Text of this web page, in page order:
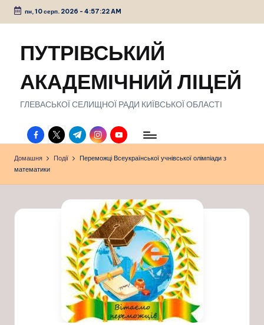
Перейти
пн, 10 серп. 2026 - 4:57:23 AM
ПУТРІВСЬКИЙ
АКАДЕМІЧНИЙ ЛІЦЕЙ
ГЛЕВАСЬКОЇ СЕЛИЩНОЇ РАДИ КИЇВСЬКОЇ ОБЛАСТІ
facebook.com
twitter.com
t.me instagram.com
youtube.com
Домашня Події
Переможці Всеукраїнської учнівської олімпіади з
математики